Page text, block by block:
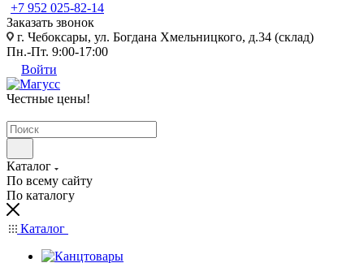
+7 952 025-82-14
Заказать звонок
г. Чебоксары, ул. Богдана Хмельницкого, д.34 (склад)
Пн.-Пт. 9:00-17:00
Войти
Честные цены!
Каталог
По всему сайту
По каталогу
Каталог